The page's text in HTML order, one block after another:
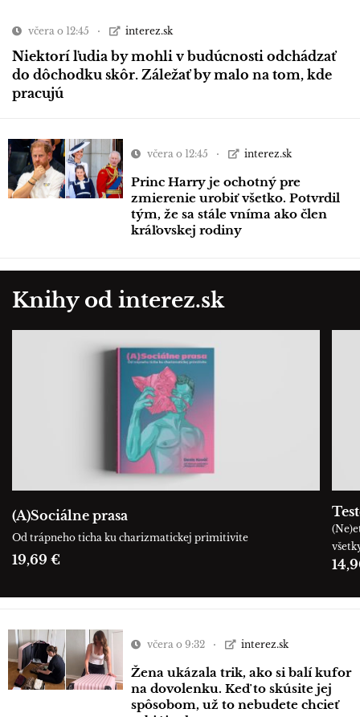
včera o 12:45 interez.sk
Niektorí ľudia by mohli v budúcnosti odchádzať
do dôchodku skôr. Záležať by malo na tom, kde
pracujú
včera o 12:45 interez.sk
Princ Harry je ochotný pre
zmierenie urobiť všetko. Potvrdil
tým, že sa stále vníma ako člen
kráľovskej rodiny
Knihy od interez.sk
(A)Sociálne prasa
Od trápneho ticha ku charizmatickej primitivite
19,69 €
včera o 9:32 interez.sk
Žena ukázala trik, ako si balí kufor
na dovolenku. Keď to skúsite jej
spôsobom, už to nebudete chcieť